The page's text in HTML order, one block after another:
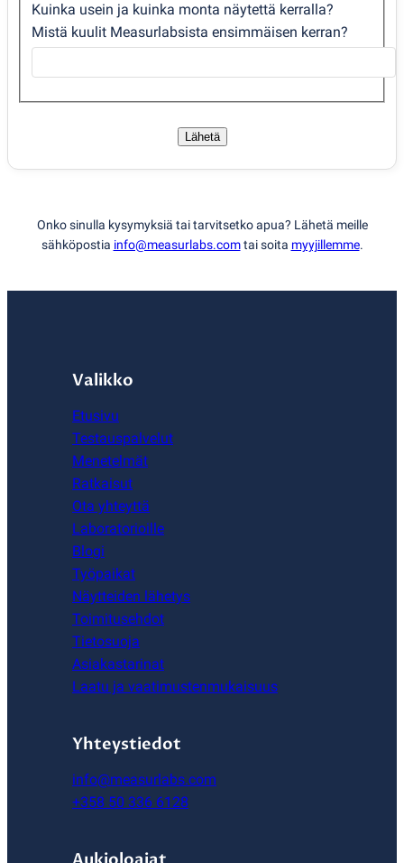
Kuinka usein ja kuinka monta näytettä kerralla?
Mistä kuulit Measurlabsista ensimmäisen kerran?
Lähetä
Onko sinulla kysymyksiä tai tarvitsetko apua? Lähetä meille
sähköpostia info@measurlabs.comtai soita myyjillemme.
Valikko
Etusivu
Testauspalvelut
Menetelmät
Ratkaisut
Ota yhteyttä
Laboratorioille
Blogi
Työpaikat
Näytteiden lähetys
Toimitusehdot
Tietosuoja
Asiakastarinat
Laatu ja vaatimustenmukaisuus
Yhteystiedot
info@measurlabs.com
+358 50 336 6128